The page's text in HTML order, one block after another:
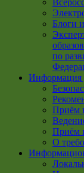
Блоги
по
Информация
Приём
Приём
О